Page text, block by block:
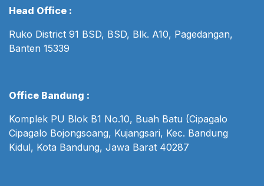
Head Office :
Ruko District 91 BSD, BSD, Blk. A10, Pagedangan,
Banten 15339
Office Bandung :
Komplek PU Blok B1 No.10, Buah Batu (Cipagalo
Cipagalo Bojongsoang, Kujangsari, Kec. Bandung
Kidul, Kota Bandung, Jawa Barat 40287